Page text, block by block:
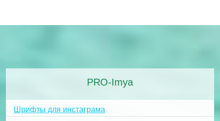
PRO-Imya
Шрифты для инстаграма